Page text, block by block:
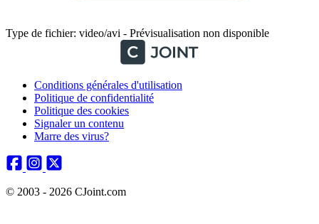
Type de fichier: video/avi - Prévisualisation non disponible
Conditions générales d'utilisation
Politique de confidentialité
Politique des cookies
Signaler un contenu
Marre des virus?
© 2003 - 2026 CJoint.com